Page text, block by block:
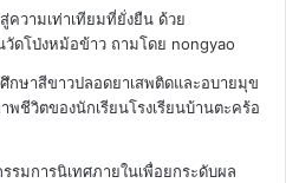
ความเท่าเทียมที่ยั่งยืน ด้วย
วัดโป่งหม้อข้าว ถามโดย nongyao
ษาสีขาวปลอดยาเสพติดและอบายมุข
ชีวิตของนักเรียนโรงเรียนบ้านตะคร้อ
รมการนิเทศภายในเพื่อยกระดับผล